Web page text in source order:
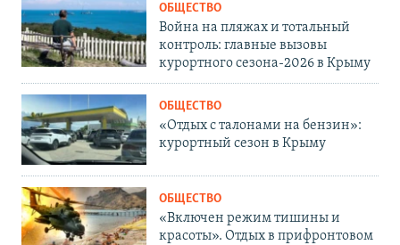
ОБЩЕСТВО
Война на пляжах и тотальный
контроль: главные вызовы
курортного сезона-2026 в Крыму
ОБЩЕСТВО
«Отдых с талонами на бензин»:
курортный сезон в Крыму
ОБЩЕСТВО
«Включен режим тишины и
красоты». Отдых в прифронтовом